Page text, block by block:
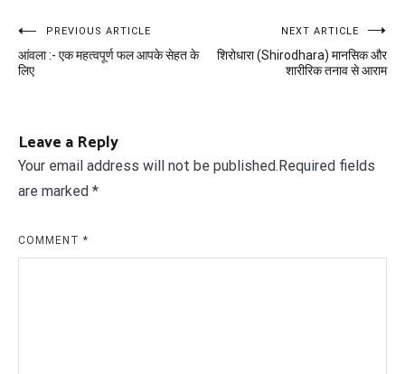
Post
navigation
PREVIOUS ARTICLE
आंवला :- एक महत्वपूर्ण फल आपके सेहत के
लिए
NEXT ARTICLE
शिरोधारा (Shirodhara) मानसिक और
शारीरिक तनाव से आराम
Leave a Reply
Your email address will not be published.Required fields
are marked *
COMMENT *